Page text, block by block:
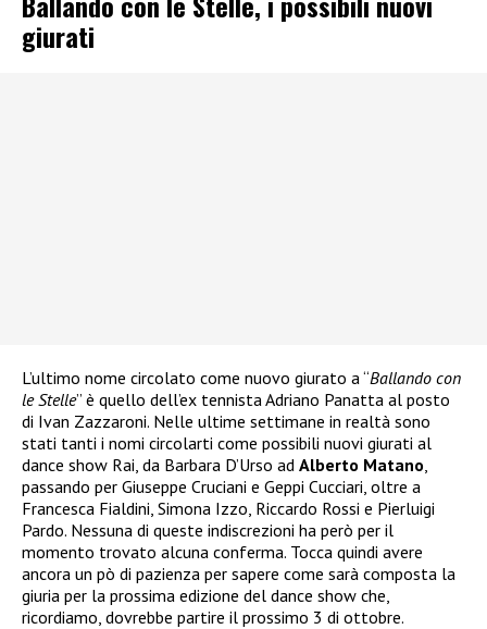
giurati
L’ultimo nome circolato come nuovo giurato a “Ballando con
le Stelle” è quello dell’ex tennista Adriano Panatta al posto
di Ivan Zazzaroni. Nelle ultime settimane in realtà sono
stati tanti i nomi circolarti come possibili nuovi giurati al
dance show Rai, da Barbara D’Urso ad Alberto Matano
passando per Giuseppe Cruciani e Geppi Cucciari, oltre a
Francesca Fialdini, Simona Izzo, Riccardo Rossi e Pierluigi
Pardo. Nessuna di queste indiscrezioni ha però per il
momento trovato alcuna conferma. Tocca quindi avere
ancora un pò di pazienza per sapere come sarà composta la
giuria per la prossima edizione del dance show che,
ricordiamo, dovrebbe partire il prossimo 3 di ottobre.